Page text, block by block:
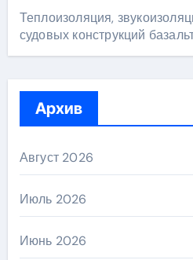
Теплоизоляция,
судовых конструкций
Архив
Август 2026
Июль 2026
Июнь 2026